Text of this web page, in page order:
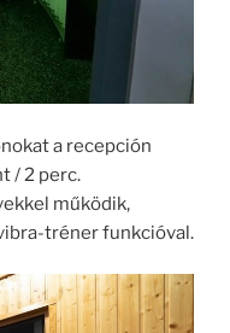
a recepción
/ 2 perc.
működik,
tréner funkcióval.